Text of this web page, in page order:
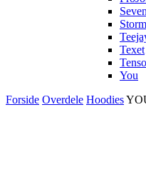
Texet
You
Forside Overdele Hoodies